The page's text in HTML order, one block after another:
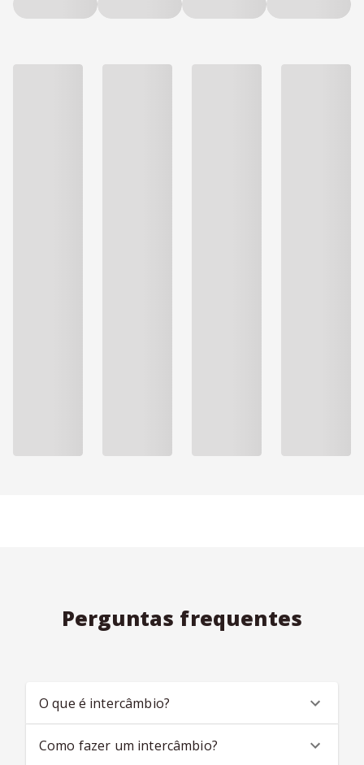
Perguntas frequentes
O que é intercâmbio?
Como fazer um intercâmbio?